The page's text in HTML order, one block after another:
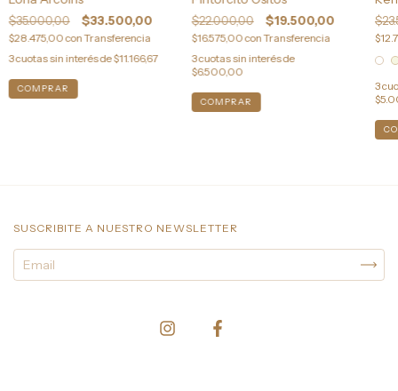
$35.000,00 $33.500,00
$28.475,00conTransferencia
3cuotas sin interés de$11.166,67
$22.000,00 $19.500,00
$16.575,00conTransferencia
3cuotas sin interés de
$6.500,00
COMPRAR
3
SUSCRIBITE A NUESTRO NEWSLETTER